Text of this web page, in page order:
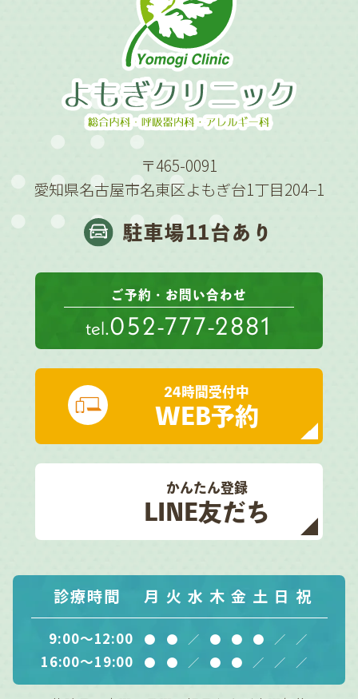
〒465-0091
愛知県名古屋市名東区よもぎ台1丁目204−1
駐車場11台あり
ご予約・お問い合わせ
tel.052-777-2881
24時間受付中
WEB予約
かんたん登録
LINE友だち
診療時間 月 火 水 木 金 土 日 祝
9:00～12:00 ● ● ／ ● ● ● ／ ／
16:00～19:00 ● ● ／ ● ● ／ ／ ／